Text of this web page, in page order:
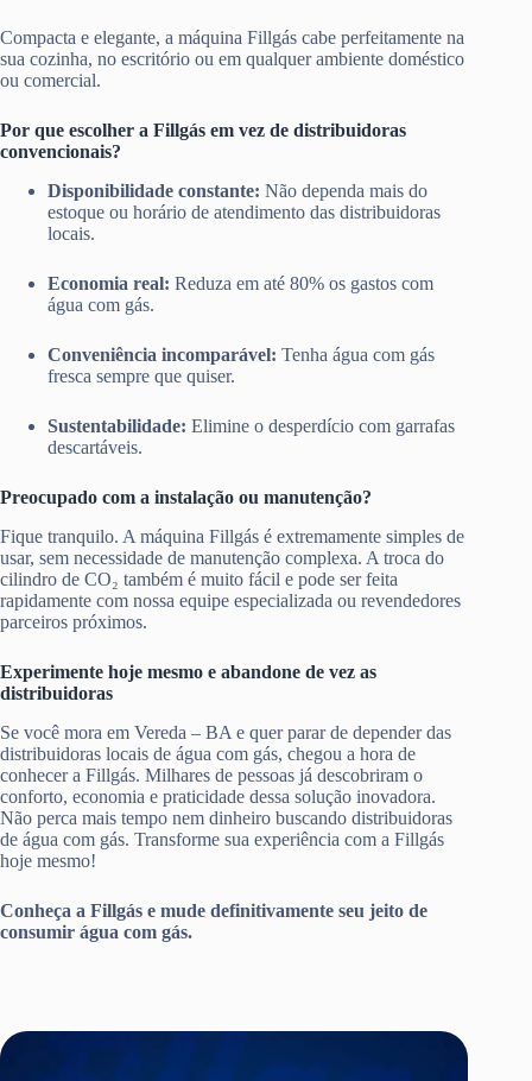
Compacta e elegante, a máquina Fillgás cabe perfeitamente na
sua cozinha, no escritório ou em qualquer ambiente doméstico
ou comercial.
Por que escolher a Fillgás em vez de distribuidoras
convencionais?
Disponibilidade constante: Não dependa mais do
estoque ou horário de atendimento das distribuidoras
locais.
Economia real: Reduza em até 80% os gastos com
água com gás.
Conveniência incomparável: Tenha água com gás
fresca sempre que quiser.
Sustentabilidade: Elimine o desperdício com garrafas
descartáveis.
Preocupado com a instalação ou manutenção?
Fique tranquilo. A máquina Fillgás é extremamente simples de
usar, sem necessidade de manutenção complexa. A troca do
cilindro de CO₂ também é muito fácil e pode ser feita
rapidamente com nossa equipe especializada ou revendedores
parceiros próximos.
Experimente hoje mesmo e abandone de vez as
distribuidoras
Se você mora em Vereda – BA e quer parar de depender das
distribuidoras locais de água com gás, chegou a hora de
conhecer a Fillgás. Milhares de pessoas já descobriram o
conforto, economia e praticidade dessa solução inovadora.
Não perca mais tempo nem dinheiro buscando distribuidoras
de água com gás. Transforme sua experiência com a Fillgás
hoje mesmo!
Conheça a Fillgás e mude definitivamente seu jeito de
consumir água com gás.